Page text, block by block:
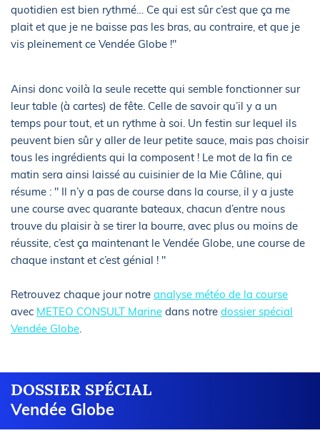
quotidien est bien rythmé… Ce qui est sûr c’est que ça me
plait et que je ne baisse pas les bras, au contraire, et que je
vis pleinement ce Vendée Globe !"
Ainsi donc voilà la seule recette qui semble fonctionner sur
leur table (à cartes) de fête. Celle de savoir qu’il y a un
temps pour tout, et un rythme à soi. Un festin sur lequel ils
peuvent bien sûr y aller de leur petite sauce, mais pas choisir
tous les ingrédients qui la composent ! Le mot de la fin ce
matin sera ainsi laissé au cuisinier de la Mie Câline, qui
résume : " Il n’y a pas de course dans la course, il y a juste
une course avec quarante bateaux, chacun d’entre nous
trouve du plaisir à se tirer la bourre, avec plus ou moins de
réussite, c’est ça maintenant le Vendée Globe, une course de
chaque instant et c’est génial ! "
Retrouvez chaque jour notre analyse météo de la course
avec METEO CONSULT Marine dans notre dossier spécial
Vendée Globe
DOSSIER SPÉCIAL
Vendée Globe